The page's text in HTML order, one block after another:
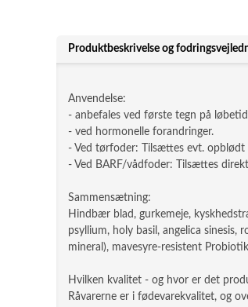
Produktbeskrivelse og
Anvendelse:
- anbefales ved første tegn på
- ved hormonelle forandringer.
- Ved tørfoder: Tilsættes evt.
- Ved BARF/vådfoder: Tilsættes
Sammensætning:
Hindbær blad, gurkemeje,
psyllium, holy basil, angelica sinesis,
mineral), mavesyre-resistent
Hvilken kvalitet - og hvor er det
Råvarerne er i fødevarekvalitet, og